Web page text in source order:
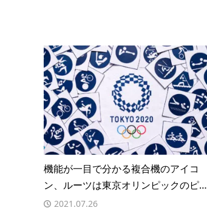
機能が一目で分かる複合機のアイコ
ン、ルーツは東京オリンピックのピ…
2021.07.26